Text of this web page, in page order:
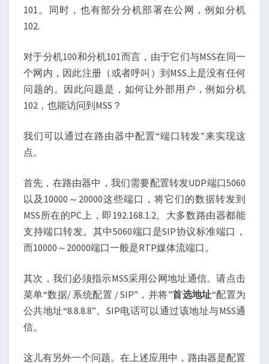
101。同时，也有部分分机部署在公网，例如分机
102.
对于分机100和分机101而言，由于它们与MSS在同一
个网内，因此注册（或者呼叫）到MSS上是没有任何
问题的。因此问题是，如何让外部用户，例如分机
102，也能访问到MSS？
我们可以通过在路由器中配置“端口转发”来实现这
点。
首先，在路由器中，我们需要配置转发UDP端口5060
以及10000～20000这些端口，将它们的数据转发到
MSS所在的PC上，即192.168.1.2。大多数路由器都能
支持端口转发。其中5060端口是SIP协议标准端口，
而10000～20000端口一般是RTP媒体流端口。
其次，我们必须指示MSS采用公网地址通信。请点击
菜单“数据/ 系统配置 / SIP”，并将”首选地址“配置为
公共地址“8.8.8.8”。SIP电话可以通过该地址与MSS通
信。
这儿有另外一个问题。在上述应用中，路由器是配置